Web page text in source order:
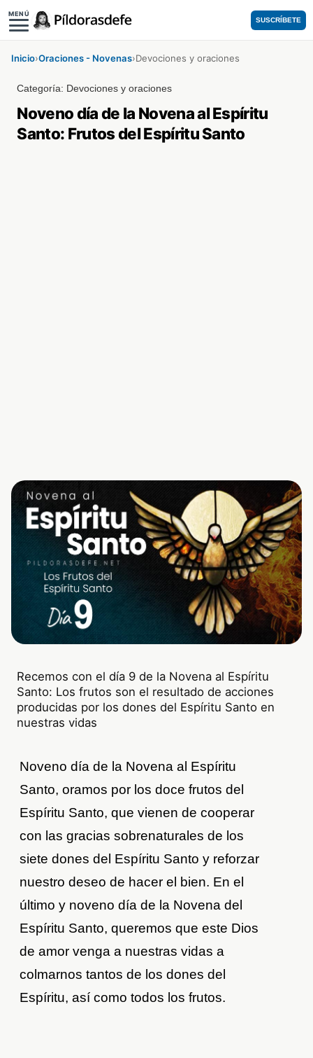
MENÚ
SUSCRÍBETE
Inicio›Oraciones - Novenas›Devociones y oraciones
Categoría: Devociones y oraciones
Noveno día de la Novena al Espíritu
Santo: Frutos del Espíritu Santo
Recemos con el día 9 de la Novena al Espíritu
Santo: Los frutos son el resultado de acciones
producidas por los dones del Espíritu Santo en
nuestras vidas
Noveno día de la Novena al Espíritu
Santo, oramos por los doce frutos del
Espíritu Santo, que vienen de cooperar
con las gracias sobrenaturales de los
siete dones del Espíritu Santo y reforzar
nuestro deseo de hacer el bien. En el
último y noveno día de la Novena del
Espíritu Santo, queremos que este Dios
de amor venga a nuestras vidas a
colmarnos tantos de los dones del
Espíritu, así como todos los frutos.